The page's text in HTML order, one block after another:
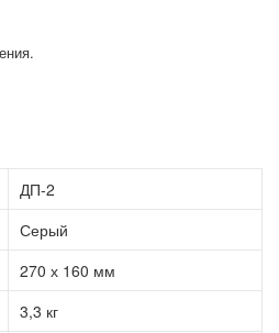
ДП-2
Серый
270 х 160 мм
3,3 кг